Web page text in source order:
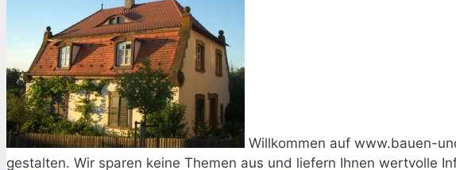
Willkommen auf www.bauen-
gestalten. Wir sparen keine Themen aus und liefern Ihnen wertvolle